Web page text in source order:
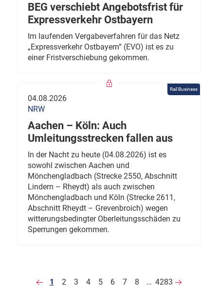
BEG verschiebt Angebotsfrist für
Expressverkehr Ostbayern
Im laufenden Vergabeverfahren für das Netz
„Expressverkehr Ostbayern“ (EVO) ist es zu
einer Fristverschiebung gekommen.
Rail Business
04.08.2026
NRW
Aachen – Köln: Auch
Umleitungsstrecken fallen aus
In der Nacht zu heute (04.08.2026) ist es
sowohl zwischen Aachen und
Mönchengladbach (Strecke 2550, Abschnitt
Lindern – Rheydt) als auch zwischen
Mönchengladbach und Köln (Strecke 2611,
Abschnitt Rheydt – Grevenbroich) wegen
witterungsbedingter Oberleitungsschäden zu
Sperrungen gekommen.
1 2 3 4 5 6 7 8 … 4283